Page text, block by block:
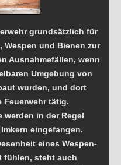
grundsätzlich für
und Bienen zur
Ausnahmefällen, wenn
Umgebung von
wurden, und dort
Feuerwehr tätig.
werden in der Regel
eingefangen.
eines Wespen-
fühlen, steht auch